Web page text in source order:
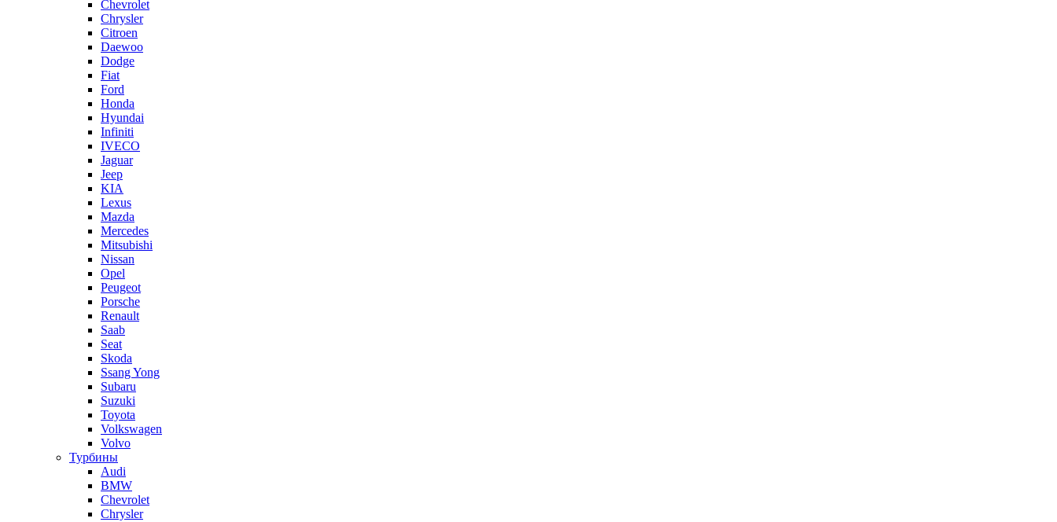
Chevrolet
Chrysler
Citroen
Daewoo
Dodge
Fiat
Ford
Honda
Hyundai
Infiniti
IVECO
Jaguar
Jeep
KIA
Lexus
Mazda
Mercedes
Mitsubishi
Nissan
Opel
Peugeot
Porsche
Renault
Saab
Seat
Skoda
Ssang Yong
Subaru
Suzuki
Toyota
Volkswagen
Volvo
Турбины
Audi
BMW
Chevrolet
Chrysler